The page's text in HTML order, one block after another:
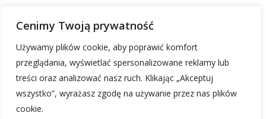
Cenimy Twoją prywatność
Używamy plików cookie, aby poprawić komfort
przeglądania, wyświetlać spersonalizowane reklamy lub
treści oraz analizować nasz ruch. Klikając „Akceptuj
wszystko”, wyrażasz zgodę na używanie przez nas plików
cookie.
Automatyspawalnicze.pl | Wszelkie prawa